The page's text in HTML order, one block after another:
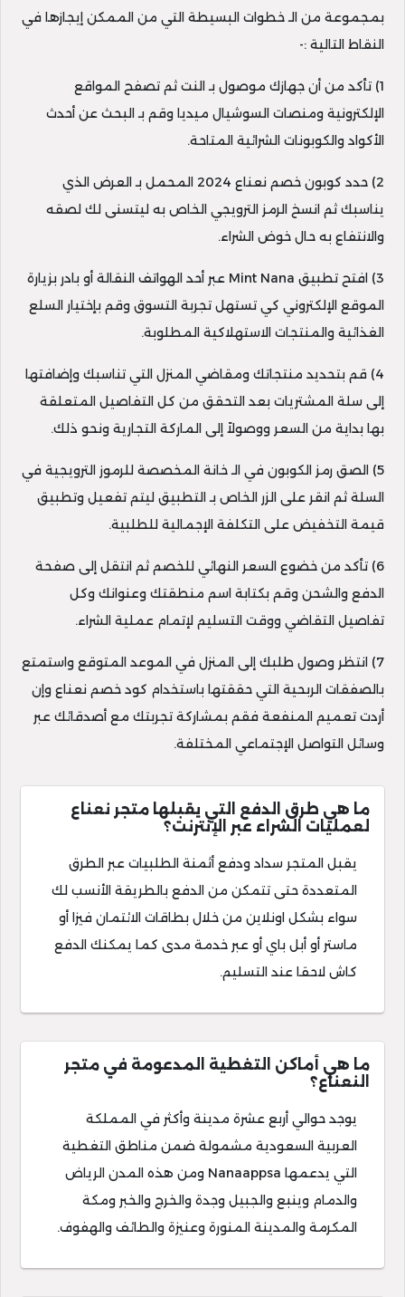
بمجموعة من الـ خطوات البسيطة التي من الممكن إيجازها في
النقاط التالية :-
1) تأكد من أن جهازك موصول بـ النت ثم تصفح المواقع
الإلكترونية ومنصات السوشيال ميديا وقم بـ البحث عن أحدث
الأكواد والكوبونات الشرائية المتاحة.
2) حدد كوبون خصم نعناع 2024 المحمل بـ العرض الذي
يناسبك ثم انسخ الرمز الترويجي الخاص به ليتسنى لك لصقه
والانتفاع به حال خوض الشراء.
3) افتح تطبيق Mint Nana عبر أحد الهواتف النقالة أو بادر بزيارة
الموقع الإلكتروني كي تستهل تجربة التسوق وقم بإختيار السلع
الغذائية والمنتجات الاستهلاكية المطلوبة.
4) قم بتحديد منتجاتك ومقاضي المنزل التي تناسبك وإضافتها
إلى سلة المشتريات بعد التحقق من كل التفاصيل المتعلقة
بها بداية من السعر ووصولاً إلى الماركة التجارية ونحو ذلك.
5) الصق رمز الكوبون في الـ خانة المخصصة للرموز الترويجية في
السلة ثم انقر على الزر الخاص بـ التطبيق ليتم تفعيل وتطبيق
قيمة التخفيض على التكلفة الإجمالية للطلبية.
6) تأكد من خضوع السعر النهائي للخصم ثم انتقل إلى صفحة
الدفع والشحن وقم بكتابة اسم منطقتك وعنوانك وكل
تفاصيل التقاضي ووقت التسليم لإتمام عملية الشراء.
7) انتظر وصول طلبك إلى المنزل في الموعد المتوقع واستمتع
بالصفقات الربحية التي حققتها باستخدام كود خصم نعناع وإن
أردت تعميم المنفعة فقم بمشاركة تجربتك مع أصدقائك عبر
وسائل التواصل الإجتماعي المختلفة.
ما هي طرق الدفع التي يقبلها متجر نعناع
لعمليات الشراء عبر الإنترنت؟
يقبل المتجر سداد ودفع أثمنة الطلبيات عبر الطرق
المتعددة حتى تتمكن من الدفع بالطريقة الأنسب لك
سواء بشكل اونلاين من خلال بطاقات الائتمان فيزا أو
ماستر أو أبل باي أو عبر خدمة مدى كما يمكنك الدفع
كاش لاحقا عند التسليم.
ما هي أماكن التغطية المدعومة في متجر
النعناع؟
يوجد حوالي أربع عشرة مدينة وأكثر في المملكة
العربية السعودية مشمولة ضمن مناطق التغطية
التي يدعمها Nanaappsa ومن هذه المدن الرياض
والدمام وينبع والجبيل وجدة والخرج والخبر ومكة
المكرمة والمدينة المنورة وعنيزة والطائف والهفوف.